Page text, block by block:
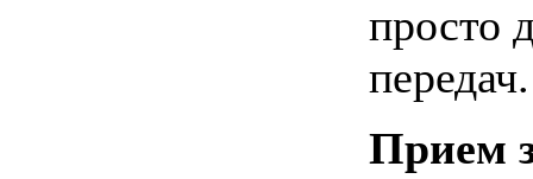
просто
передач.
Прием